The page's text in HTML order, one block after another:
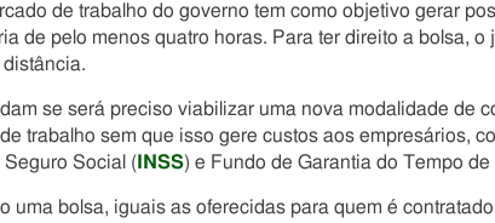
de trabalho do governo tem como objetivo gerar
de pelo menos quatro horas. Para ter direito a bolsa, o
se será preciso viabilizar uma nova modalidade de
trabalho sem que isso gere custos aos empresários,
Social ( INSS) e Fundo de Garantia do Tempo de
uma bolsa, iguais as oferecidas para quem é